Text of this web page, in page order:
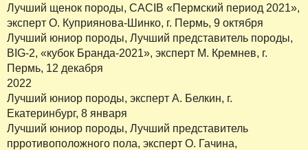
Лучший щенок породы, CACIB «Пермский период 2021»,
эксперт О. Куприянова-Шинко, г. Пермь, 9 октября
Лучший юниор породы, Лучший представитель породы,
BIG-2, «кубок Бранда-2021», эксперт М. Кремнев, г.
Пермь, 12 декабря
2022
Лучший юниор породы, эксперт А. Белкин, г.
Екатеринбург, 8 января
Лучший юниор породы, Лучший представитель
прротивоположного пола, эксперт О. Гачина,